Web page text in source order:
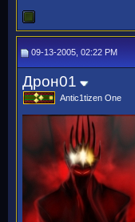
09-13-2005, 02:22 PM
Дрон01
Antic1tizen One